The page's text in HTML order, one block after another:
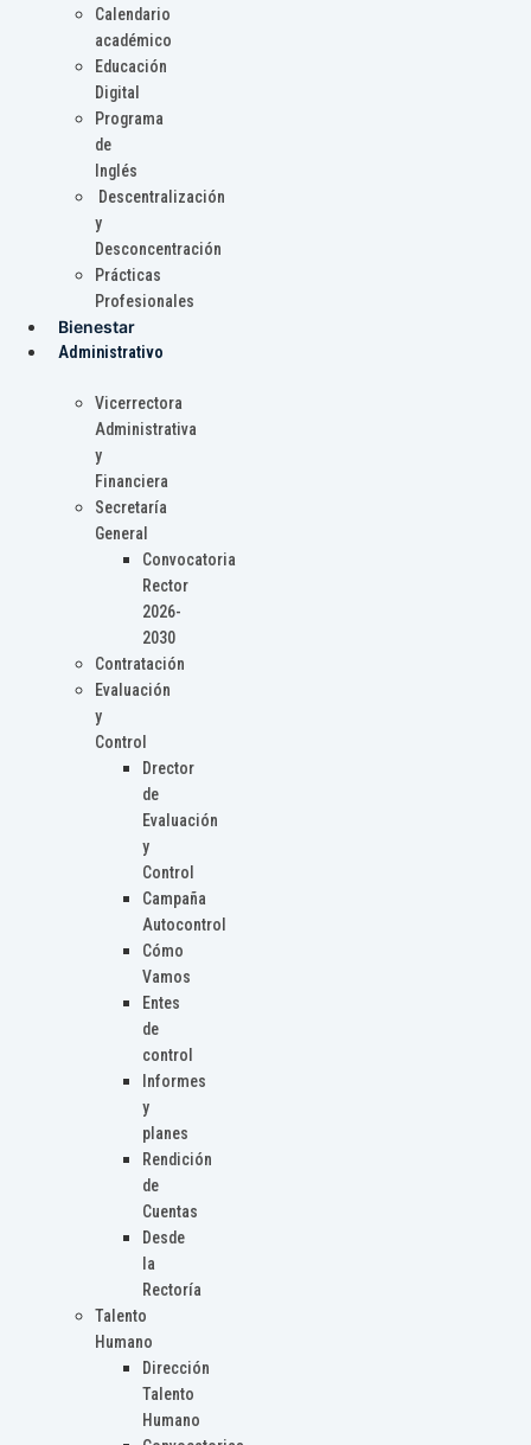
Calendario
académico
Educación
Digital
Programa
de
Inglés
Descentralización
y
Desconcentración
Prácticas
Profesionales
Bienestar
Administrativo
Vicerrectora
Administrativa
y
Financiera
Secretaría
General
Convocatoria
Rector
2026-
2030
Contratación
Evaluación
y
Control
Drector
de
Evaluación
y
Control
Campaña
Autocontrol
Cómo
Vamos
Entes
de
control
Informes
y
planes
Rendición
de
Cuentas
Desde
la
Rectoría
Talento
Humano
Dirección
Talento
Humano